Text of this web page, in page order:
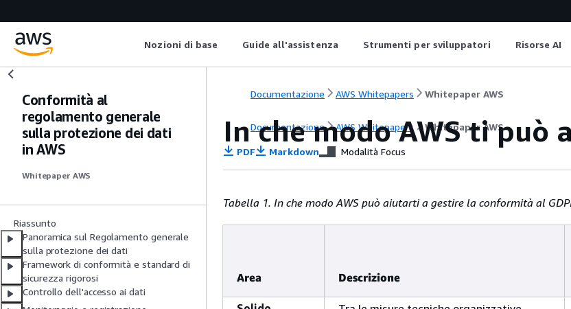
Nozioni di base Guide all'assistenza Strumenti per sviluppatori Risorse AI
Conformità al
regolamento generale
sulla protezione dei dati
in AWS
Whitepaper AWS
Riassunto
Panoramica sul Regolamento generale
sulla protezione dei dati
Framework di conformità e standard di
sicurezza rigorosi
Controllo dell'accesso ai dati
Documentazione AWS Whitepapers Whitepaper AWS
Documentazione AWS Whitepapers Whitepaper AWS
In che modo AWS ti può
PDF Markdown Modalità Focus
Tabella 1. In che modo AWS può aiutarti a gestire la conformità al
Area Descrizione